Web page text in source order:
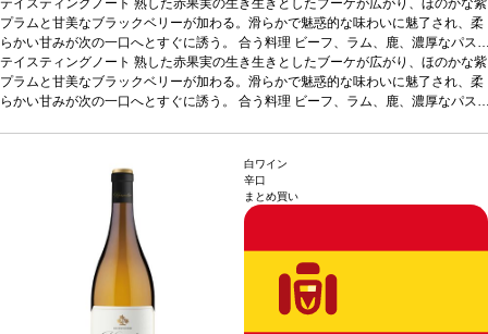
のギフト梱包（無料ラッピング含む） ・熨斗不可
トリーやフルーツなどのデザートなどと好相性葡萄品種モスカート 100%認証
サ
ステナブル ※本商品は梱包済のセット商品のため、以下は承れません。 ・商品を
バラして別梱包 ・一部商品を別配送先へ送る ・セット内の一部商品を外す ・商品
のギフト梱包（無料ラッピング含む） ・熨斗不可
テイスティングノート 熟した赤果実の生き生きとしたブーケが広がり、ほのかな紫
プラムと甘美なブラックベリーが加わる。滑らかで魅惑的な味わいに魅了され、柔
らかい甘みが次の一口へとすぐに誘う。 合う料理 ビーフ、ラム、鹿、濃厚なパス
タや家きん料理などと好相性葡萄品種ボバル 85%、シラー 15%*本ヴィンテージ
が在庫切れの場合、在庫があり価格が同様の場合は自動的に次のヴィンテージに変
更されます、ご了承ください。
テイスティングノート 熟した赤果実の生き生きとしたブーケが広がり、ほのかな紫
プラムと甘美なブラックベリーが加わる。滑らかで魅惑的な味わいに魅了され、柔
らかい甘みが次の一口へとすぐに誘う。 合う料理 ビーフ、ラム、鹿、濃厚なパス
白ワイン
辛口
まとめ買い